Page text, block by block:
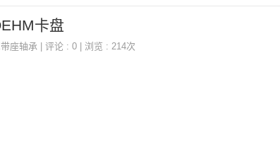
卡盘
座轴承 | 评论 : 0 | 浏览 : 214次